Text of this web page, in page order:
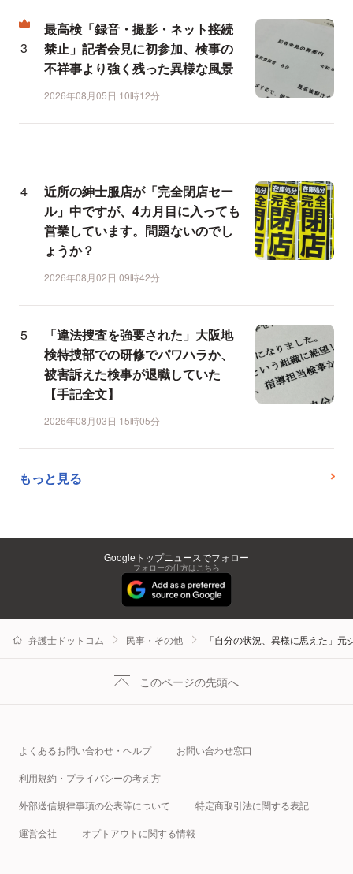
最高検「録音・撮影・ネット接続
禁止」記者会見に初参加、検事の
不祥事より強く残った異様な風景
2026年08月05日 10時12分
近所の紳士服店が「完全閉店セー
ル」中ですが、4カ月目に入っても
営業しています。問題ないのでし
ょうか？
2026年08月02日 09時42分
「違法捜査を強要された」大阪地
検特捜部での研修でパワハラか、
被害訴えた検事が退職していた
【手記全文】
2026年08月03日 15時05分
もっと見る
Googleトップニュースでフォロー
フォローの仕方はこちら
弁護士ドットコム 民事・その他 「自分の状況、異様に思えた」
このページの先頭へ
よくあるお問い合わせ・ヘルプ お問い合わせ窓口
利用規約・プライバシーの考え方
外部送信規律事項の公表等について 特定商取引法に関する表記
運営会社 オプトアウトに関する情報